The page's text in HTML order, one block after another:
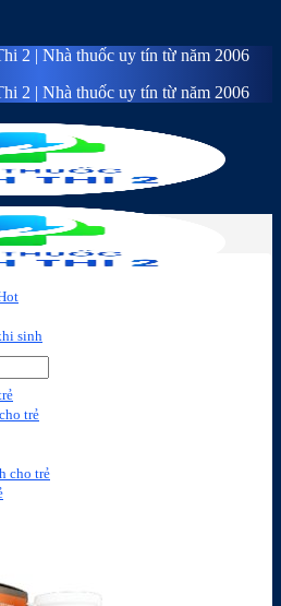
2 | Nhà thuốc uy tín từ năm 2006
2 | Nhà thuốc uy tín từ năm 2006
sinh
trẻ
cho trẻ